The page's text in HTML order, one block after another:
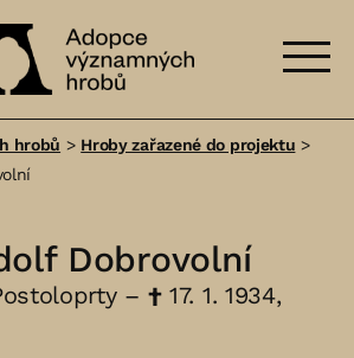
významných
hrobů > Hroby zařazené do projektu >
Dobrovolní
– †17. 1. 1934,